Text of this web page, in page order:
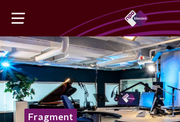
Fragment